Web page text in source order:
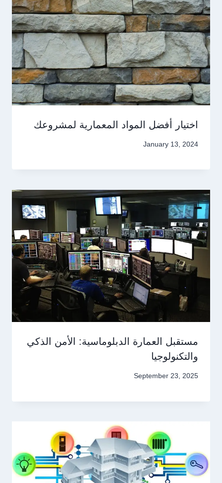
اختيار أفضل المواد المعمارية لمشروعك
January 13, 2024
مستقبل العمارة الدبلوماسية: الأمن الذكي
والتكنولوجيا
September 23, 2025